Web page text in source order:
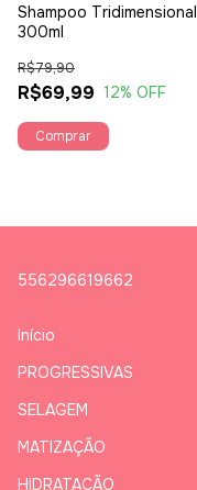
Shampoo Tridimensional
300ml
R$69,99
R$79,90
12% OFF
556296619662
Início
PROGRESSIVAS
SELAGEM
MATIZAÇÃO
HIDRATAÇÃO